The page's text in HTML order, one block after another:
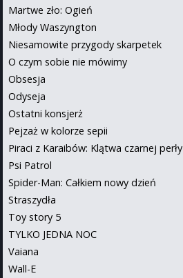
Martwe zło: Ogień
Młody Waszyngton
Niesamowite przygody skarpetek
O czym sobie nie mówimy
Obsesja
Odyseja
Ostatni konsjerż
Pejzaż w kolorze sepii
Piraci z Karaibów: Klątwa czarnej perły
Psi Patrol
Spider-Man: Całkiem nowy dzień
Straszydła
Toy story 5
TYLKO JEDNA NOC
Vaiana
Wall-E